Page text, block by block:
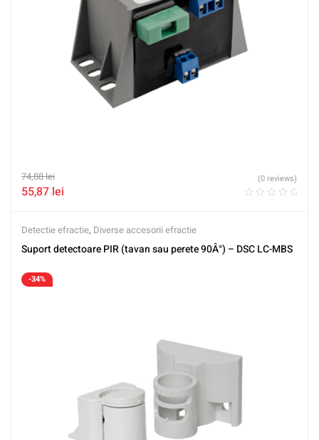
74,88lei
55,87 lei
(0 reviews)
Detectie efractie, Diverse accesorii efractie
Suport detectoare PIR (tavan sau perete 90Â°) – DSC LC-MBS
-34%